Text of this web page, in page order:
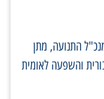
התנועה, מתן
והשפעה לאומית